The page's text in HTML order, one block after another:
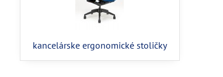
kancelárske ergonomické stoličky